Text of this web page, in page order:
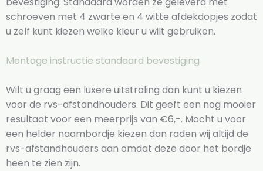
schroeven met 4 zwarte en 4 witte afdekdopjes zodat
u zelf kunt kiezen welke kleur u wilt gebruiken.
Montage instructie standaard bevestiging
Wilt u graag een luxere uitstraling dan kunt u kiezen
voor de rvs-afstandhouders. Dit geeft een nog mooier
resultaat voor een meerprijs van €6,-. Mocht u voor
een helder naambordje kiezen dan raden wij altijd de
rvs-afstandhouders aan omdat deze door het bordje
heen te zien zijn.